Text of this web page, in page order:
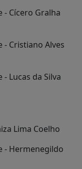
- Cícero Gralha
- Cristiano Alves
Lucas da Silva
Lima Coelho
- Hermenegildo